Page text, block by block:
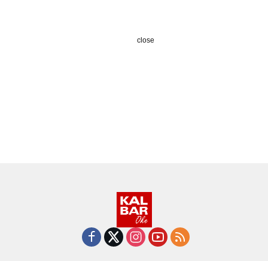
close